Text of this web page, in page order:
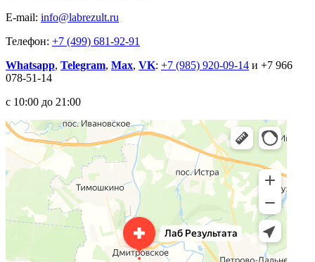
E-mail: info@labrezult.ru
Телефон: +7 (499) 681-92-91
Whatsapp, Telegram, Max, VK: +7 (985) 920-09-14 и +7 966
078-51-14
с 10:00 до 21:00